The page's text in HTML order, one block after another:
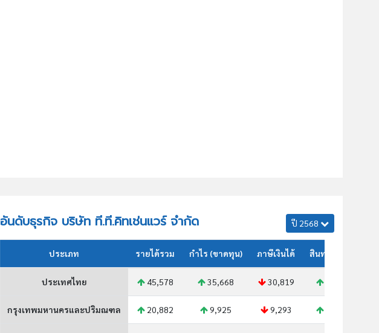
อันดับธุรกิจ บริษัท ที.ที.คิทเช่นแวร์ จำกัด ปี 2568
ประเภท รายได้รวม กำไร (ขาดทุน) ภาษีเงินได้ สินทรัพย์รวม
ประเทศไทย 45,578 35,668 30,819 60,554
กรุงเทพมหานครและปริมณฑล 20,882 9,925 9,293 16,225